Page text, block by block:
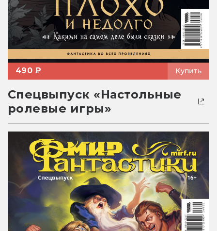
490 ₽ Купить
Спецвыпуск «Настольные
ролевые игры»